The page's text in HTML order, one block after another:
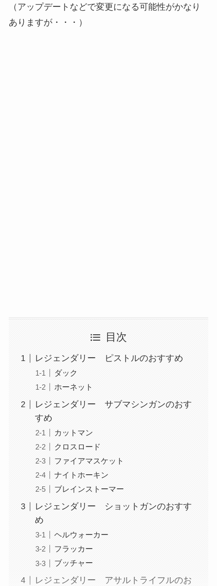
（アップデートなどで変更になる可能性がかなり
ありますが・・・）
目次
レジェンダリー ピストルのおすすめ
ダック
ホーネット
レジェンダリー サブマシンガンのおす
すめ
カットマン
クロスロード
ファイアマスケット
ナイトホーキン
ブレインストーマー
レジェンダリー ショットガンのおすす
め
ヘルウォーカー
フラッカー
ブッチャー
レジェンダリー アサルトライフルのお